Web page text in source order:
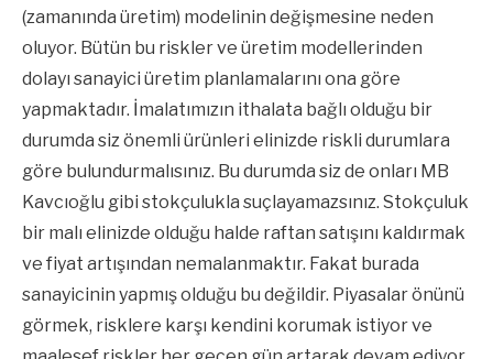
(zamanında üretim) modelinin değişmesine neden
oluyor. Bütün bu riskler ve üretim modellerinden
dolayı sanayici üretim planlamalarını ona göre
yapmaktadır. İmalatımızın ithalata bağlı olduğu bir
durumda siz önemli ürünleri elinizde riskli durumlara
göre bulundurmalısınız. Bu durumda siz de onları MB
Kavcıoğlu gibi stokçulukla suçlayamazsınız. Stokçuluk
bir malı elinizde olduğu halde raftan satışını kaldırmak
ve fiyat artışından nemalanmaktır. Fakat burada
sanayicinin yapmış olduğu bu değildir. Piyasalar önünü
görmek, risklere karşı kendini korumak istiyor ve